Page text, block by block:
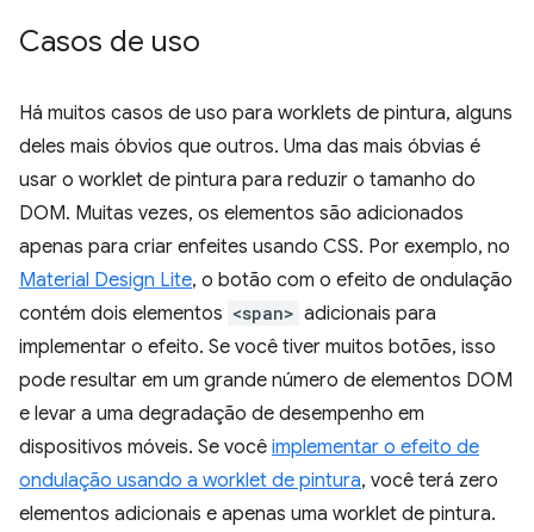
Casos de uso
Há muitos casos de uso para worklets de pintura, alguns
deles mais óbvios que outros. Uma das mais óbvias é
usar o worklet de pintura para reduzir o tamanho do
DOM. Muitas vezes, os elementos são adicionados
apenas para criar enfeites usando CSS. Por exemplo, no
Material Design Lite, o botão com o efeito de ondulação
contém dois elementos <span> adicionais para
implementar o efeito. Se você tiver muitos botões, isso
pode resultar em um grande número de elementos DOM
e levar a uma degradação de desempenho em
dispositivos móveis. Se você implementar o efeito de
ondulação usando a worklet de pintura, você terá zero
elementos adicionais e apenas uma worklet de pintura.